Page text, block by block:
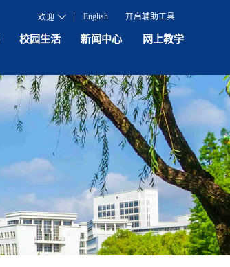
欢迎 English 开启辅助工具
校园生活 新闻中心 网上教学